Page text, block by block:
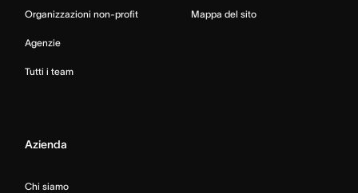
Organizzazioni non-profit
Agenzie
Tutti i team
Mappa del sito
Azienda
Chi siamo